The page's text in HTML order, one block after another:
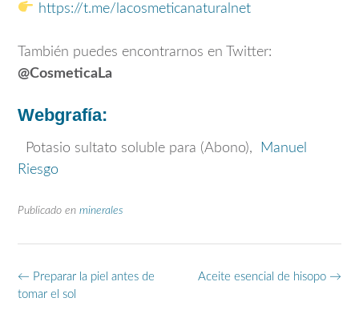
https://t.me/lacosmeticanaturalnet
También puedes encontrarnos en Twitter:
@CosmeticaLa
Webgrafía:
Potasio sultato soluble para (Abono),
Manuel
Riesgo
Publicado en minerales
Navegación
de
Aceite esencial de hisopo →
← Preparar la piel antes de
tomar el sol